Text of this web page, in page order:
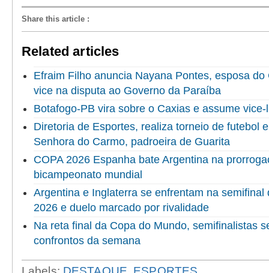
Share this article :
Related articles
Efraim Filho anuncia Nayana Pontes, esposa
vice na disputa ao Governo da Paraíba
Botafogo-PB vira sobre o Caxias e assume
Diretoria de Esportes, realiza torneio de futebol
Senhora do Carmo, padroeira de Guarita
COPA 2026 Espanha bate Argentina na
bicampeonato mundial
Argentina e Inglaterra se enfrentam na semifinal
2026 e duelo marcado por rivalidade
Na reta final da Copa do Mundo, semifinalistas
confrontos da semana